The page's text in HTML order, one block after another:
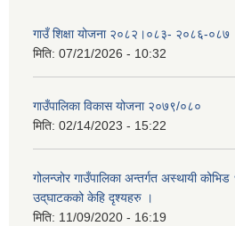
गाउँ शिक्षा योजना २०८२।०८३- २०८६-०८७
मिति: 07/21/2026 - 10:32
गाउँपालिका विकास योजना २०७९/०८०
मिति: 02/14/2023 - 15:22
गोलन्जोर गाउँपालिका अन्तर्गत अस्थायी
उद्‌घाटकको केहि दृश्यहरु ।
मिति: 11/09/2020 - 16:19